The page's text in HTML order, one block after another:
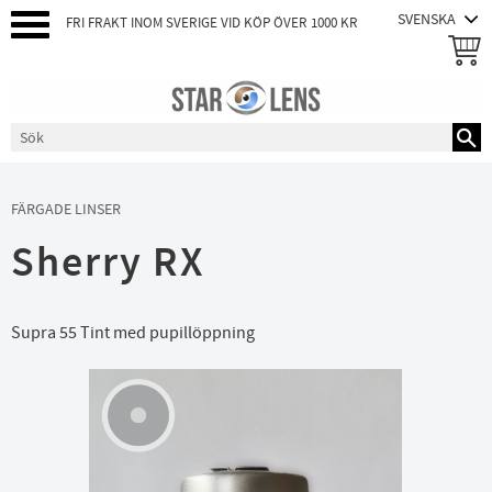
FRI FRAKT INOM SVERIGE VID KÖP ÖVER 1000 KR
FÄRGADE LINSER
Sherry RX
Supra 55 Tint med pupillöppning